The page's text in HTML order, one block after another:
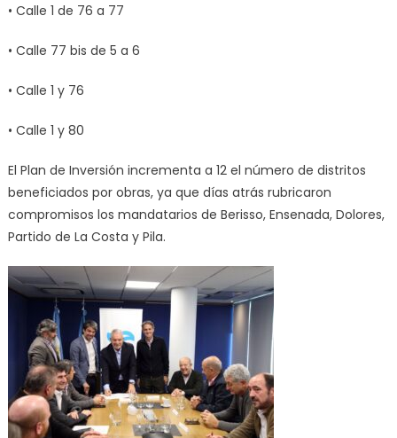
• Calle 1 de 76 a 77
• Calle 77 bis de 5 a 6
• Calle 1 y 76
• Calle 1 y 80
El Plan de Inversión incrementa a 12 el número de distritos
beneficiados por obras, ya que días atrás rubricaron
compromisos los mandatarios de Berisso, Ensenada, Dolores,
Partido de La Costa y Pila.